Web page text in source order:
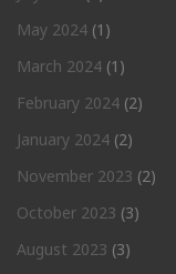
May 2024 (1)
March 2024 (1)
February 2024 (2)
January 2024 (2)
November 2023 (2)
October 2023 (3)
August 2023 (3)